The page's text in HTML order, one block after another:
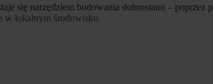
się narzędziem budowania dobrostanu –
w lokalnym środowisku.